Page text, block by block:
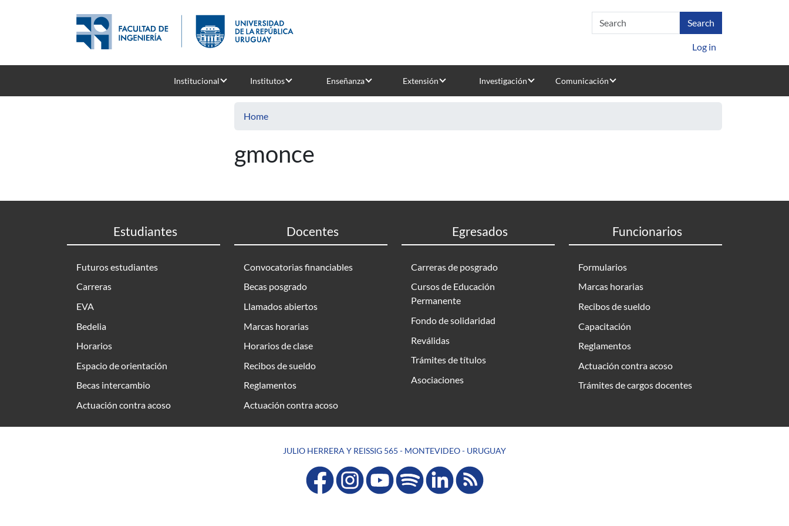
Log in
Institucional Institutos Enseñanza Extensión Investigación Comunicación
Home
gmonce
Estudiantes
Futuros estudiantes
Carreras
EVA
Bedelia
Horarios
Espacio de orientación
Becas intercambio
Actuación contra acoso
Docentes
Convocatorias financiables
Becas posgrado
Llamados abiertos
Marcas horarias
Horarios de clase
Recibos de sueldo
Reglamentos
Actuación contra acoso
Egresados
Carreras de posgrado
Cursos de Educación
Permanente
Fondo de solidaridad
Reválidas
Trámites de títulos
Asociaciones
Funcionarios
Formularios
Marcas horarias
Recibos de sueldo
Capacitación
Reglamentos
Actuación contra acoso
Trámites de cargos docentes
JULIO HERRERA Y REISSIG 565 - MONTEVIDEO - URUGUAY